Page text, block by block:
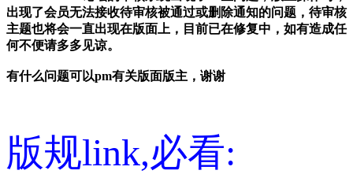
出现了会员无法接收待审核被通过或删除通知的问题，待审核
主题也将会一直出现在版面上，目前已在修复中，如有造成任
何不便请多多见谅。
有什么问题可以pm有关版面版主，谢谢
版规link,必看: